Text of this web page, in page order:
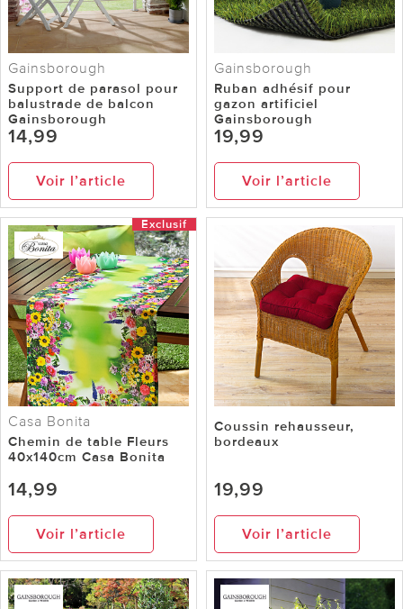
Gainsborough
Support de parasol pour
balustrade de balcon
Gainsborough
14,99
Voir l’article
Gainsborough
Ruban adhésif pour
gazon artificiel
Gainsborough
19,99
Voir l’article
Exclusif
Casa Bonita
Chemin de table Fleurs
40x140cm Casa Bonita
14,99
Voir l’article
Coussin rehausseur,
bordeaux
19,99
Voir l’article